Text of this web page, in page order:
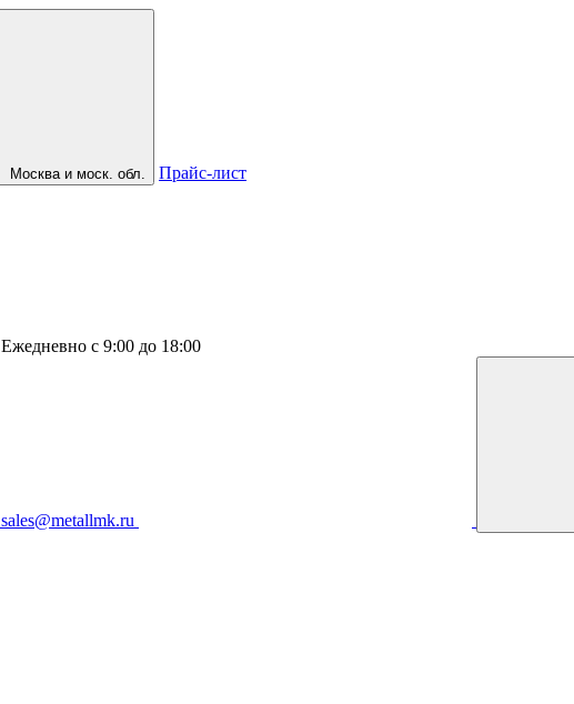
Москва и моск. обл. Прайс-лист
Ежедневно с 9:00 до 18:00
sales@metallmk.ru